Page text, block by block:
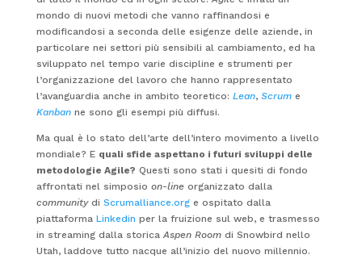
mondo di nuovi metodi che vanno raffinandosi e
modificandosi a seconda delle esigenze delle aziende, in
particolare nei settori più sensibili al cambiamento, ed ha
sviluppato nel tempo varie discipline e strumenti per
l’organizzazione del lavoro che hanno rappresentato
l’avanguardia anche in ambito teoretico: Lean, Scrum e
Kanban ne sono gli esempi più diffusi.
Ma qual è lo stato dell’arte dell’intero movimento a livello
mondiale? E quali sfide aspettano i futuri sviluppi delle
metodologie Agile? Questi sono stati i quesiti di fondo
affrontati nel simposio on-lineorganizzato dalla
communitydi Scrumalliance.orge ospitato dalla
piattaforma Linkedin per la fruizione sul web, e trasmesso
in streaming dalla storicaAspen Roomdi Snowbird nello
Utah, laddove tutto nacque all’inizio del nuovo millennio.